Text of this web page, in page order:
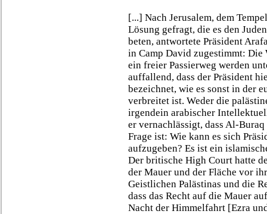
[...] Nach Jerusalem, dem
Lösung gefragt, die es den
beten, antwortete Präsident
in Camp David zugestimmt: Die
ein freier Passierweg werden
auffallend, dass der Präsident
bezeichnet, wie es sonst in der
verbreitet ist. Weder die
irgendein arabischer
er vernachlässigt, dass Al-
Frage ist: Wie kann es sich
aufzugeben? Es ist ein
Der britische High Court hatte
der Mauer und der Fläche vor
Geistlichen Palästinas und die
dass das Recht auf die Mauer
Nacht der Himmelfahrt [Ezra